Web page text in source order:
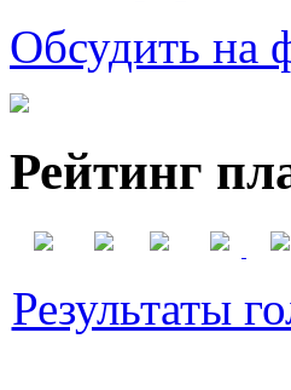
Обсудить на
Рейтинг
Результаты